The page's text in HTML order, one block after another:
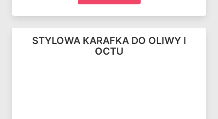
STYLOWA KARAFKA DO OLIWY I
OCTU